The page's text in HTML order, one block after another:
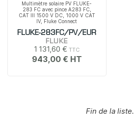
Multimètre solaire PV FLUKE-
283 FC avec pince A283 FC,
CAT III 1500 V DC, 1000 V CAT
IV, Fluke Connect
FLUKE-283FC/PV/EUR
FLUKE
1 131,60 €
943,00 €
Fin de la liste.